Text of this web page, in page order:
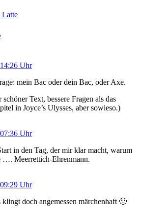
Uhr
mein Bac oder dein Bac, oder Axe.
Text, bessere Fragen als das
in Joyce’s Ulysses, aber sowieso.)
Uhr
in den Tag, der mir klar macht, warum
…. Meerrettich-Ehrenmann.
Uhr
doch angemessen märchenhaft 🙂